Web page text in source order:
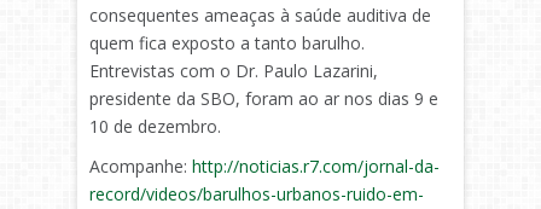
consequentes ameaças à saúde auditiva de
quem fica exposto a tanto barulho.
Entrevistas com o Dr. Paulo Lazarini,
presidente da SBO, foram ao ar nos dias 9 e
10 de dezembro.
Acompanhe: http://noticias.r7.com/jornal-da-
record/videos/barulhos-urbanos-ruido-em-